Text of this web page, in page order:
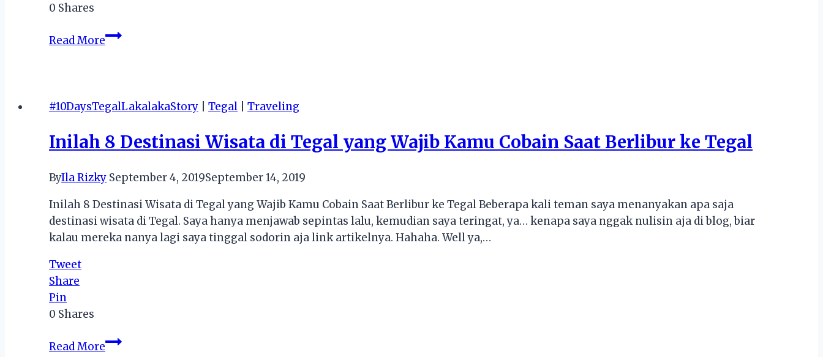
0 Shares
Read MoreKemudahan
Wisata
Favorit
di
Malang
Sewa
Mobil
Online
#10DaysTegalLakalakaStory Tegal Traveling
Inilah 8 Destinasi Wisata di Tegal yang Wajib Kamu Cobain Saat Berlibur ke Tegal
ByIla Rizky September 4, 2019September 14, 2019
Inilah 8 Destinasi Wisata di Tegal yang Wajib Kamu Cobain Saat Berlibur ke Tegal Beberapa kali teman saya menanyakan apa saja
destinasi wisata di Tegal. Saya hanya menjawab sepintas lalu, kemudian saya teringat, ya… kenapa saya nggak nulisin aja di blog, biar
kalau mereka nanya lagi saya tinggal sodorin aja link artikelnya. Hahaha. Well ya,…
Tweet
Share
Pin
0 Shares
Read MoreInilah